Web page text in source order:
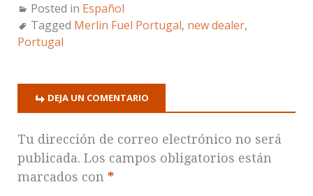
Posted in Español
Tagged Merlin Fuel Portugal, new dealer,
Portugal
DEJA UN COMENTARIO
Tu dirección de correo electrónico no será
publicada. Los campos obligatorios están
marcados con *